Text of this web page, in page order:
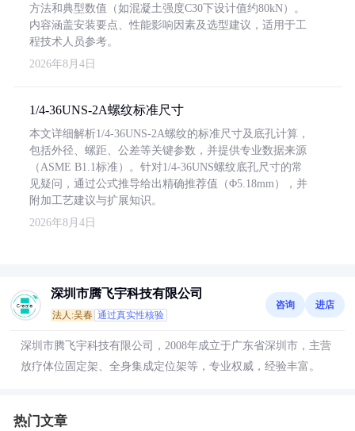
方法和典型数值（如混凝土强度C30下设计值约80kN）。
内容涵盖安装要点、性能影响因素及选型建议，适用于工
程技术人员参考。
2026年8月4日
1/4-36UNS-2A螺纹标准尺寸
本文详细解析1/4-36UNS-2A螺纹的标准尺寸及底孔计算，
包括外径、螺距、公差等关键参数，并提供专业数据来源
（ASME B1.1标准）。针对1/4-36UNS螺纹底孔尺寸的常
见疑问，通过公式推导给出精确推荐值（Φ5.18mm），并
附加工艺建议与扩展知识。
2026年8月4日
深圳市腾飞宇科技有限公司
法人:吴春 通过真实性核验
咨询 进店
深圳市腾飞宇科技有限公司，2008年成立于广东省深圳市，主营
放疗体位固定架、全身集成定位架等，专业权威，经验丰富。
热门文章